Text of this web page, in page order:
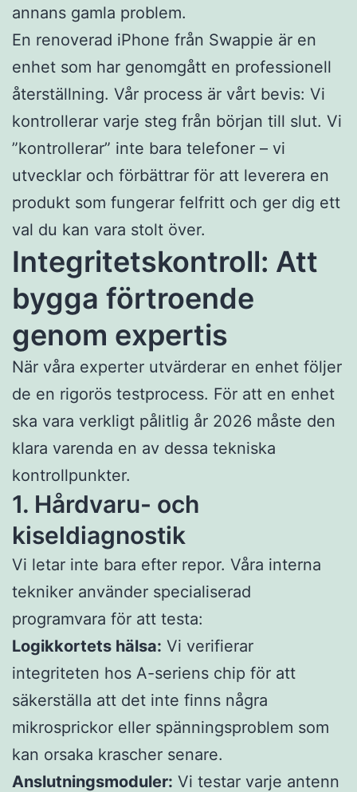
annans gamla problem.
En renoverad iPhone från Swappie är en
enhet som har genomgått en professionell
återställning. Vår process är vårt bevis: Vi
kontrollerar varje steg från början till slut. Vi
”kontrollerar” inte bara telefoner – vi
utvecklar och förbättrar för att leverera en
produkt som fungerar felfritt och ger dig ett
val du kan vara stolt över.
Integritetskontroll: Att
bygga förtroende
genom expertis
När våra experter utvärderar en enhet följer
de en rigorös testprocess. För att en enhet
ska vara verkligt pålitlig år 2026 måste den
klara varenda en av dessa tekniska
kontrollpunkter.
1. Hårdvaru- och
kiseldiagnostik
Vi letar inte bara efter repor. Våra interna
tekniker använder specialiserad
programvara för att testa:
Logikkortets hälsa: Vi verifierar
integriteten hos A-seriens chip för att
säkerställa att det inte finns några
mikrosprickor eller spänningsproblem som
kan orsaka krascher senare.
Anslutningsmoduler: Vi testar varje antenn